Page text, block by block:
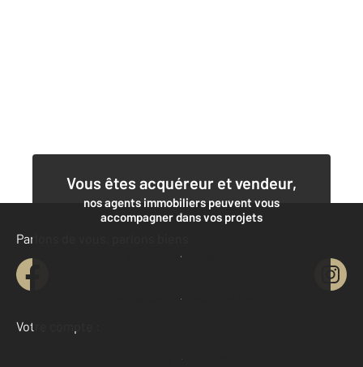
Vous êtes acquéreur et vendeur,
nos agents immobiliers peuvent vous
accompagner dans vos projets
Contacter l'agence
Demander une estimation
Parlons de vous, parlons biens
Votre compte :
Accéder à mon compte